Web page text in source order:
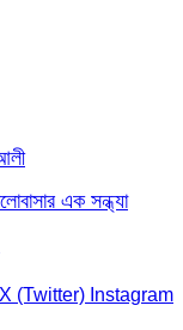
এক সন্ধ্যা
X (Twitter) Instagram